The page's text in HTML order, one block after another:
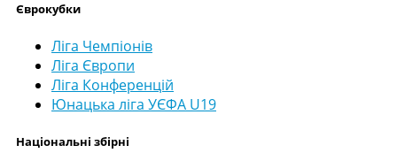
Єврокубки
Ліга Чемпіонів
Ліга Європи
Ліга Конференцій
Юнацька ліга УЄФА U19
Національні збірні